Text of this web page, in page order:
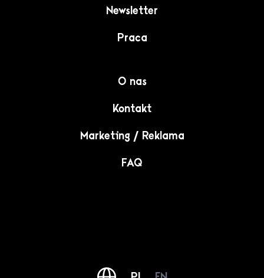
Newsletter
Praca
O nas
Kontakt
Marketing / Reklama
FAQ